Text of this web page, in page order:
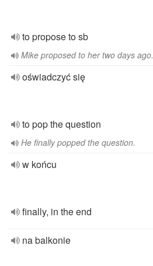
to propose to sb
Mike proposed to her two days ago.
oświadczyć się
to pop the question
He finally popped the question.
w końcu
finally, in the end
na balkonie